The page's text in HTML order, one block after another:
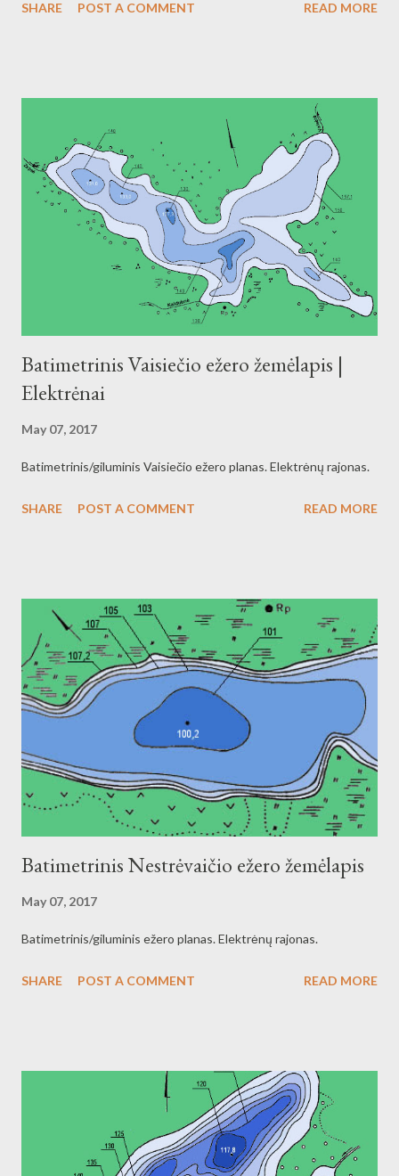
klubas, medinė Šv. Petro ir Povilo bažnyčia (pastatyta 1744 m., su
SHARE POST A COMMENT READ MORE
Batimetrinis Vaisiečio ežero žemėlapis |
Elektrėnai
May 07, 2017
Batimetrinis/giluminis Vaisiečio ežero planas. Elektrėnų rajonas.
SHARE POST A COMMENT READ MORE
Batimetrinis Nestrėvaičio ežero žemėlapis
May 07, 2017
Batimetrinis/giluminis ežero planas. Elektrėnų rajonas.
SHARE POST A COMMENT READ MORE